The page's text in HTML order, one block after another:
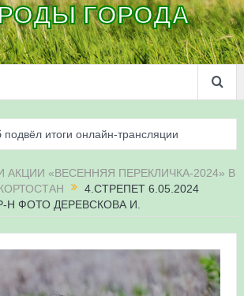
ГОРОДА
подвёл итоги онлайн-трансляции
вечера-2026» в
Уралсиба получили имена и
АКЦИИ «ВЕСЕННЯЯ ПЕРЕКЛИЧКА-2024» В
4.СТРЕПЕТ 6.05.2024
Н ФОТО ДЕРЕВСКОВА И.